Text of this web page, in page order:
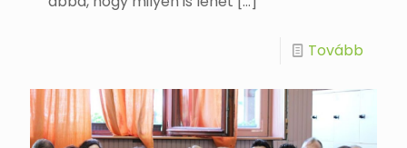
Tovább